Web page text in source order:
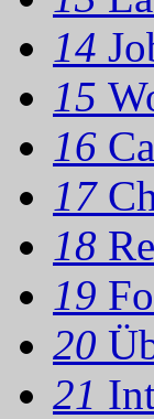
14
15
16
17
18
19
20
21